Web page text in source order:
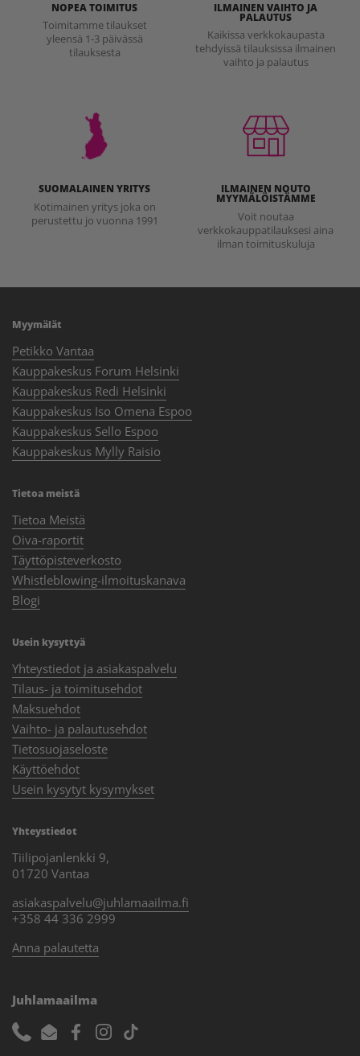
NOPEA TOIMITUS
Toimitamme tilaukset
yleensä 1-3 päivässä
tilauksesta
ILMAINEN VAIHTO JA
PALAUTUS
Kaikissa verkkokaupasta
tehdyissä tilauksissa ilmainen
vaihto ja palautus
SUOMALAINEN YRITYS
Kotimainen yritys joka on
perustettu jo vuonna 1991
ILMAINEN NOUTO
MYYMÄLÖISTÄMME
Voit noutaa
verkkokauppatilauksesi aina
ilman toimituskuluja
Myymälät
Petikko Vantaa
Kauppakeskus Forum Helsinki
Kauppakeskus Redi Helsinki
Kauppakeskus Iso Omena Espoo
Kauppakeskus Sello Espoo
Kauppakeskus Mylly Raisio
Tietoa meistä
Tietoa Meistä
Oiva-raportit
Täyttöpisteverkosto
Whistleblowing-ilmoituskanava
Blogi
Usein kysyttyä
Yhteystiedot ja asiakaspalvelu
Tilaus- ja toimitusehdot
Maksuehdot
Vaihto- ja palautusehdot
Tietosuojaseloste
Käyttöehdot
Usein kysytyt kysymykset
Yhteystiedot
Tiilipojanlenkki 9,
01720 Vantaa
asiakaspalvelu@juhlamaailma.fi
+358 44 336 2999
Anna palautetta
Juhlamaailma
PhoneEmailFacebook
Instagram
TikTok